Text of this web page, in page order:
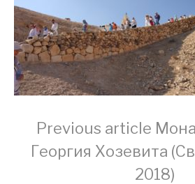
Continue
Reading
Previous article
Георгия Хозевита
2018)